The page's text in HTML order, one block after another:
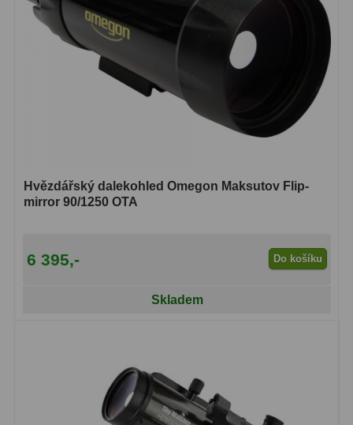
Hvězdářský dalekohled Omegon Maksutov Flip-
mirror 90/1250 OTA
6 395,- Do košíku
Skladem